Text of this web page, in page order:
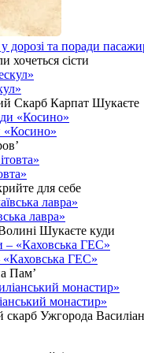
дорозі та поради
хочеться сісти
Скарб Карпат Шукаєте
«Косино»
для себе
лавра»
Шукаєте куди
«Каховська ГЕС»
Пам’
монастир»
Ужгорода